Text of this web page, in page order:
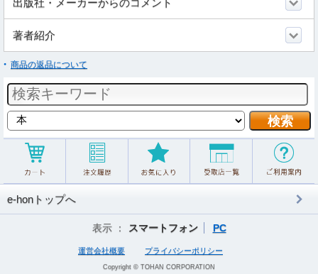
著者紹介
商品の返品について
e-honトップへ
表示 ： スマートフォン PC
運営会社概要 プライバシーポリシー
Copyright © TOHAN CORPORATION